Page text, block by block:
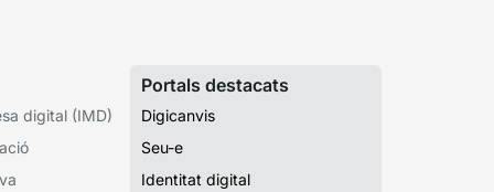
digital (IMD)
Portals destacats
Digicanvis
Seu-e
Identitat digital